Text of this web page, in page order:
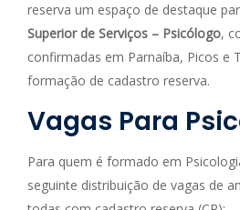
reserva um espaço de destaque
Superior de Serviços – Psicólogo,
confirmadas em Parnaíba, Picos e
formação de cadastro reserva.
Vagas Para
Para quem é formado em
seguinte distribuição de vagas de